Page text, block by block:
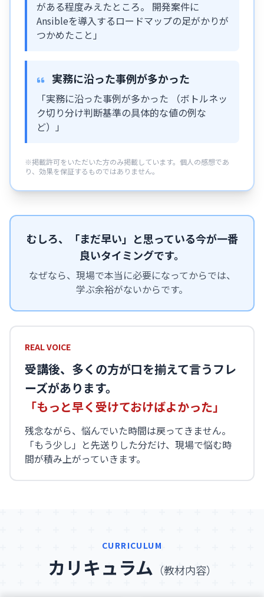
がある程度みえたところ。 開発案件に
Ansibleを導入するロードマップの足がかりが
つかめたこと」
実務に沿った事例が多かった
「実務に沿った事例が多かった （ボトルネッ
ク切り分け判断基準の具体的な値の例な
ど）」
※掲載許可をいただいた方のみ掲載しています。個人の感想であ
り、効果を保証するものではありません。
むしろ、「まだ早い」と思っている今が一番
良いタイミングです。
なぜなら、現場で本当に必要になってからでは、
学ぶ余裕がないからです。
REAL VOICE
受講後、多くの方が口を揃えて言うフレ
ーズがあります。
「もっと早く受けておけばよかった」
残念ながら、悩んでいた時間は戻ってきません。
「もう少し」と先送りした分だけ、現場で悩む時
間が積み上がっていきます。
CURRICULUM
カリキュラム （教材内容）